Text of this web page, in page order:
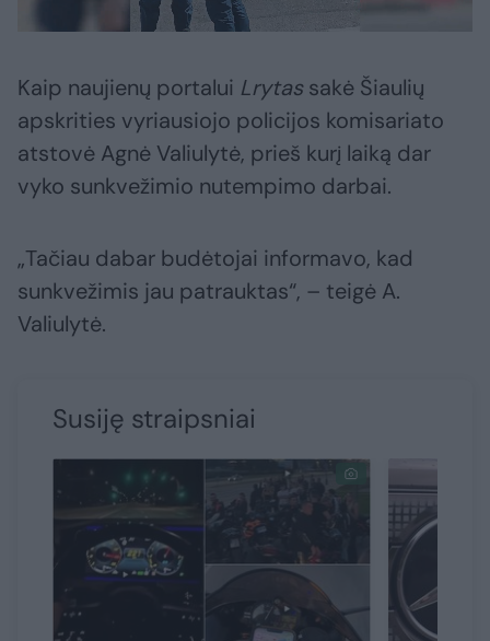
Kaip naujienų portalui Lrytassakė Šiaulių
apskrities vyriausiojo policijos komisariato
atstovė Agnė Valiulytė, prieš kurį laiką dar
vyko sunkvežimio nutempimo darbai.
„Tačiau dabar budėtojai informavo, kad
sunkvežimis jau patrauktas“, – teigė A.
Valiulytė.
Susiję straipsniai